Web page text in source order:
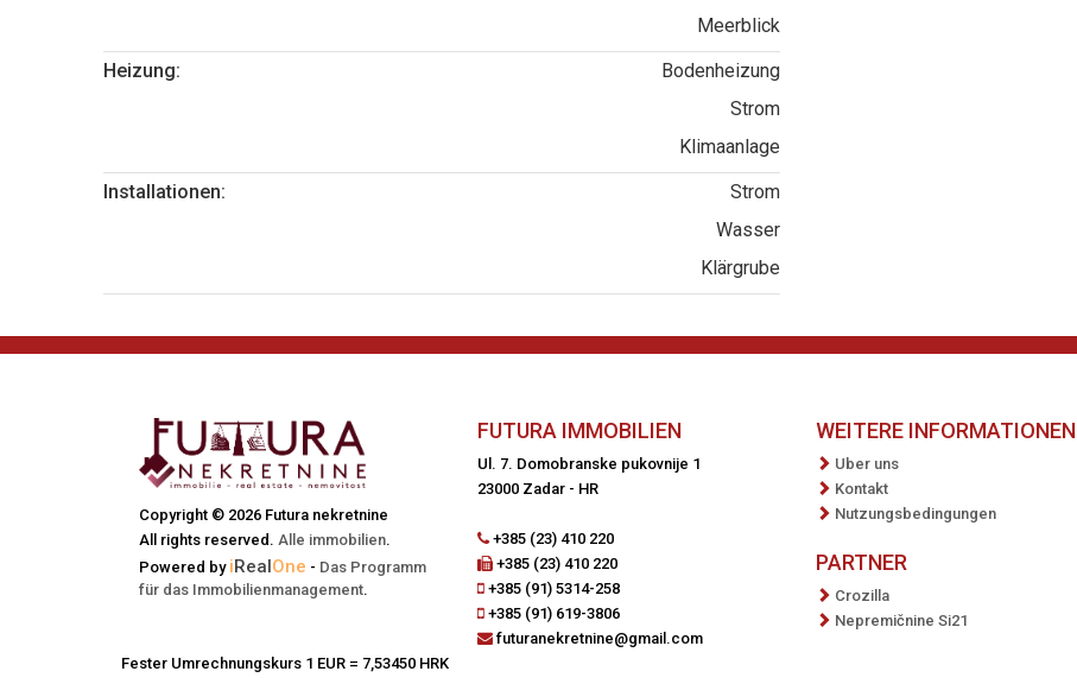
Meerblick
Heizung:
Bodenheizung
Strom
Klimaanlage
Installationen:
Strom
Wasser
Klärgrube
Copyright © 2026 Futura nekretnine
All rights reserved. Alle immobilien.
Powered by iRealOne - Das Programm
für das Immobilienmanagement.
FUTURA IMMOBILIEN
Ul. 7. Domobranske pukovnije 1
23000 Zadar - HR
+385 (23) 410 220
+385 (23) 410 220
+385 (91) 5314-258
+385 (91) 619-3806
futuranekretnine@gmail.com
WEITERE INFORMATIONEN
Uber uns
Kontakt
Nutzungsbedingungen
PARTNER
Crozilla
Nepremičnine Si21
Fester Umrechnungskurs 1 EUR = 7,53450 HRK